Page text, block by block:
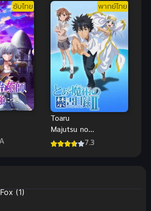
Atlantic ซับ
ไทย
ซับไทย พากย์ไทย
Toaru
Majutsu no
Index II อิน7.3
(1)